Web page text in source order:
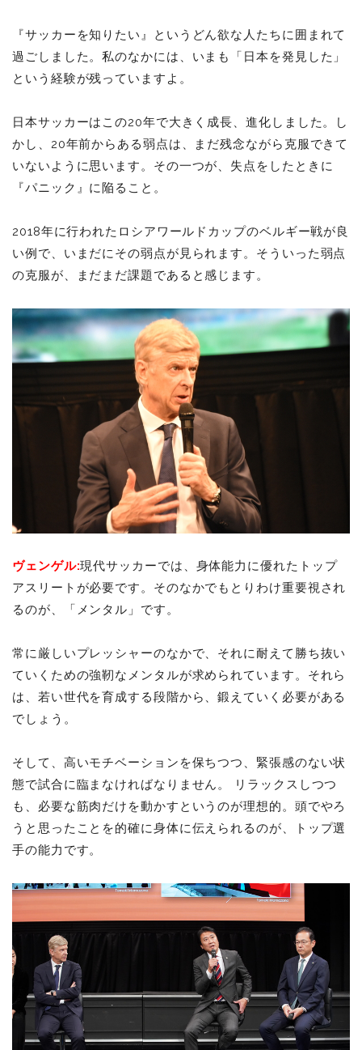
『サッカーを知りたい』というどん欲な人たちに囲まれて
過ごしました。私のなかには、いまも「日本を発見した」
という経験が残っていますよ。
日本サッカーはこの20年で大きく成長、進化しました。し
かし、20年前からある弱点は、まだ残念ながら克服できて
いないように思います。その一つが、失点をしたときに
『パニック』に陥ること。
2018年に行われたロシアワールドカップのベルギー戦が良
い例で、いまだにその弱点が見られます。そういった弱点
の克服が、まだまだ課題であると感じます。
ヴェンゲル:現代サッカーでは、身体能力に優れたトップ
アスリートが必要です。そのなかでもとりわけ重要視され
るのが、「メンタル」です。
常に厳しいプレッシャーのなかで、それに耐えて勝ち抜い
ていくための強靭なメンタルが求められています。それら
は、若い世代を育成する段階から、鍛えていく必要がある
でしょう。
そして、高いモチベーションを保ちつつ、緊張感のない状
態で試合に臨まなければなりません。 リラックスしつつ
も、必要な筋肉だけを動かすというのが理想的。頭でやろ
うと思ったことを的確に身体に伝えられるのが、トップ選
手の能力です。